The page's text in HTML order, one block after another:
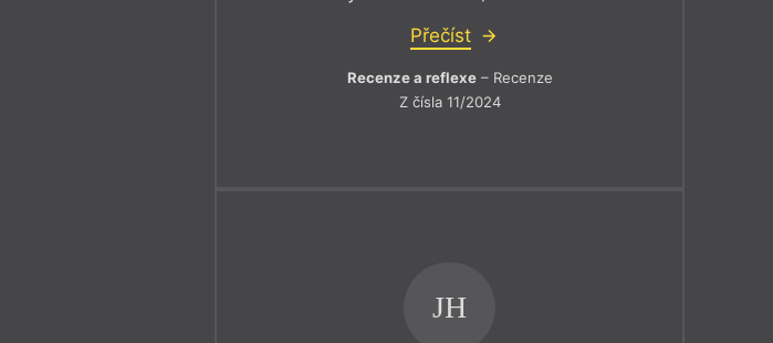
Přečíst
Recenze a reflexe– Recenze
Z čísla 11/2024
JH